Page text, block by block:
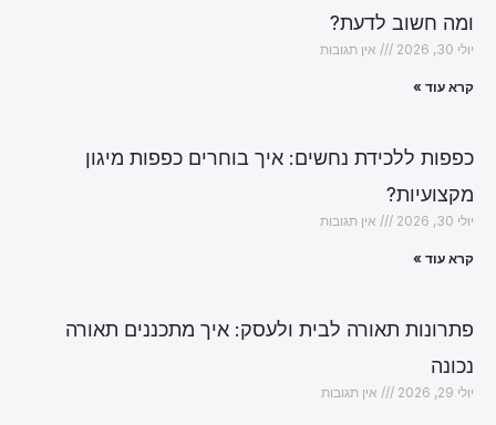
ומה חשוב לדעת?
יולי 30, 2026 אין תגובות
קרא עוד »
כפפות ללכידת נחשים: איך בוחרים כפפות מיגון
מקצועיות?
יולי 30, 2026 אין תגובות
קרא עוד »
פתרונות תאורה לבית ולעסק: איך מתכננים תאורה
נכונה
יולי 29, 2026 אין תגובות